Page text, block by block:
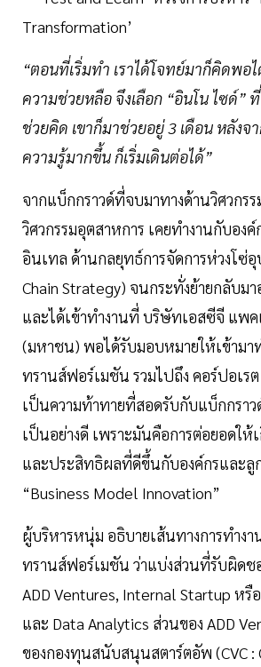
“ตอนที่เริ่มทำ เราได้โจทย์มาก็คิดพอ
ความช่วยหลือ จึงเลือก “อินโน ไซด์”
ช่วยคิด เขาก็มาช่วยอยู่ 3 เดือน หลังจ
ความรู้มากขึ้น ก็เริ่มเดินต่อได้”
จากแบ็กกราวด์ที่จบมาทางด้านวิศวกรร
วิศวกรรมอุตสาหการ เคยทำงานกับอง
อินเทล ด้านกลยุทธ์การจัดการห่วงโซ่
Chain Strategy) จนกระทั่งย้ายกลับม
และได้เข้าทำงานที่ บริษัทเอสซีจี แพค
(มหาชน) พอได้รับมอบหมายให้เข้ามา
ทรานส์ฟอร์เมชัน รวมไปถึง คอร์ปอเร
เป็นความท้าทายที่สอดรับกับแบ็กกราว
เป็นอย่างดี เพราะมันคือการต่อยอดใ
และประสิทธิผลที่ดีขึ้นกับองค์กรและลู
“Business Model Innovation”
ผู้บริหารหนุ่ม อธิบายเส้นทางการทำง
ทรานส์ฟอร์เมชัน ว่าแบ่งส่วนที่รับผิดช
ADD Ventures, Internal Startup หรื
และ Data Analytics ส่วนของ ADD
ของกองทุนสนับสนุนสตาร์ตอัพ (CVC :